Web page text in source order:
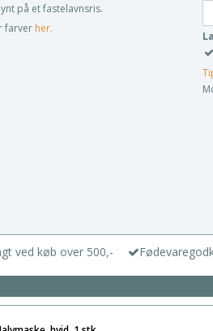
på et fastelavnsris.
farver her.
ved køb over 500,-